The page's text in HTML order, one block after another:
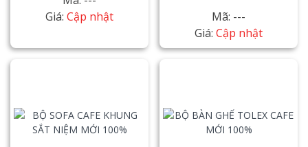
Giá: Cập nhật
Mã: ---
Giá: Cập nhật